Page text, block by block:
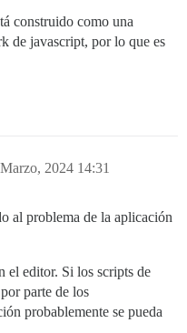
construido como una
de javascript, por lo que es
2024 14:31
al problema de la aplicación
el editor. Si los scripts de
parte de los
probablemente se pueda